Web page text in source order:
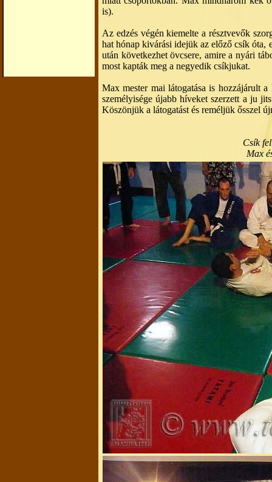
is).
Az edzés végén kiemelte a résztvevők
hat hónap kivárási idejük az előző csík
után következhet övcsere, amire a nyári
most kapták meg a negyedik csíkjukat.
Max mester mai látogatása is hozzájárult
személyisége újabb híveket szerzett a ju
Köszönjük a látogatást és reméljük ősszel
Csík
Max